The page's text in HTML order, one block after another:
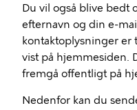
Du vil også blive bedt
efternavn og din e-
kontaktoplysninger
vist på hjemmesiden.
fremgå offentligt på
Nedenfor kan du